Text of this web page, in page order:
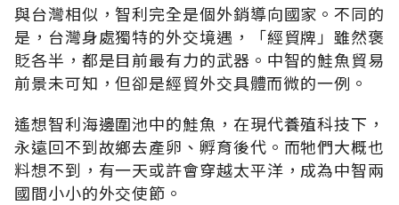
與台灣相似，智利完全是個外銷導向國家。不同的
是，台灣身處獨特的外交境遇，「經貿牌」雖然褒
貶各半，都是目前最有力的武器。中智的鮭魚貿易
前景未可知，但卻是經貿外交具體而微的一例。
遙想智利海邊圍池中的鮭魚，在現代養殖科技下，
永遠回不到故鄉去產卵、孵育後代。而牠們大概也
料想不到，有一天或許會穿越太平洋，成為中智兩
國間小小的外交使節。